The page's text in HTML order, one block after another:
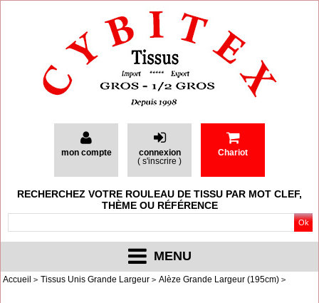
mon compte
connexion
( s'inscrire )
Chariot
MENU
RECHERCHEZ VOTRE ROULEAU DE TISSU PAR MOT CLEF,
THÈME OU RÉFÉRENCE
Accueil Tissus Unis Grande Largeur Alèze Grande Largeur (195cm)